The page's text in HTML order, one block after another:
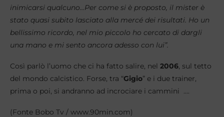
inimicarsi qualcuno…Per come si è proposto, il mister è
stato quasi subito lasciato alla mercé dei risultati. Ho un
bellissimo ricordo, nel mio piccolo ho cercato di dargli
una mano e mi sento ancora adesso con lui”.
Così parlò l’uomo che ci ha fatto salire, nel 2006, sul tetto
del mondo calcistico. Forse, tra “Gigio” e i due trainer,
prima o poi, si andranno ad incrociare i cammini ….
(Fonte Bobo Tv / www.90min.com)